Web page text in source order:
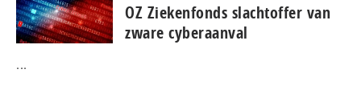
OZ Ziekenfonds slachtoffer van
zware cyberaanval
...